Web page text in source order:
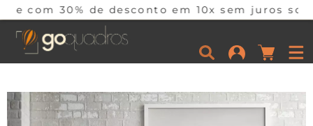
de desconto em 10x sem juros somente hoje!